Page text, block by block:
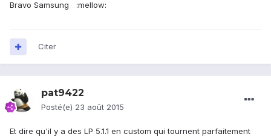
Bravo Samsung :mellow:
Citer
pat9422
Posté(e) 23 août 2015
Et dire qu'il y a des LP 5.1.1 en custom qui tournent parfaitement